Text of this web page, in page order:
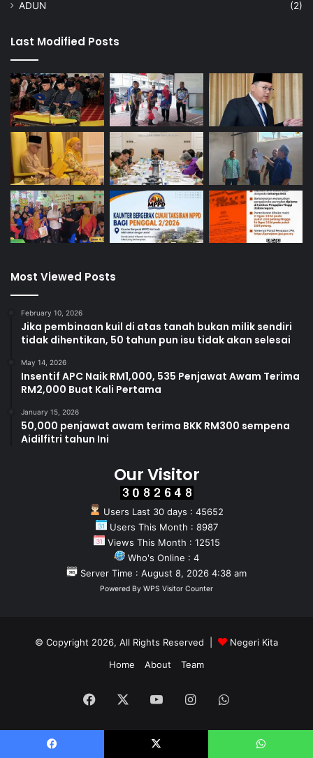
0 ADUN
(2)
Last Modified Posts
Most Viewed Posts
February 10, 2026
Jika pembinaan kuil di atas tanah bukan milik sendiri
tidak dihentikan, 50 tahun pun isu tidak akan selesai
May 14, 2026
Insentif APC Naik RM1,000, 535 Penjawat Awam Terima
RM2,000 Buat Kali Pertama
January 15, 2026
50,000 penjawat awam terima BKK RM300 sempena
Aidilfitri tahun Ini
Our Visitor
Users Last 30 days : 45652
Users This Month : 8987
Views This Month : 12515
Who's Online : 4
Server Time : August 8, 2026 4:38 am
Powered By WPS Visitor Counter
© Copyright 2026, All Rights Reserved |
Negeri Kita
Home
About Team
Facebook YouTubeInstagramWhatsApp